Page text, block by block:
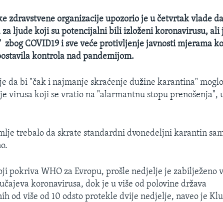
zdravstvene organizacije upozorio je u četvrtak vlade
ljude koji su potencijalni bili izloženi koronavirusu, ali
COVID19 i sve veće protivljenje javnosti mjerama
kontrola nad pandemijom.
da bi "čak i najmanje skraćenje dužine karantina"
virusa koji se vratio na "alarmantnu stopu prenošenja",
trebalo da skrate standardni dvonedeljni karantin
pokriva WHO za Evropu, prošle nedjelje je zabilježeno
koronavirusa, dok je u više od polovine država
od više od 10 odsto protekle dvije nedjelje, naveo je